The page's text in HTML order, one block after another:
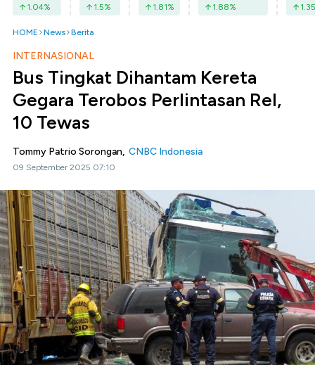
1.04% 1.5% 1.81% 1.88% 1.35
HOME News Berita
INTERNASIONAL
Bus Tingkat Dihantam Kereta
Gegara Terobos Perlintasan Rel,
10 Tewas
Tommy Patrio Sorongan, CNBC Indonesia
09 September 2025 07:10